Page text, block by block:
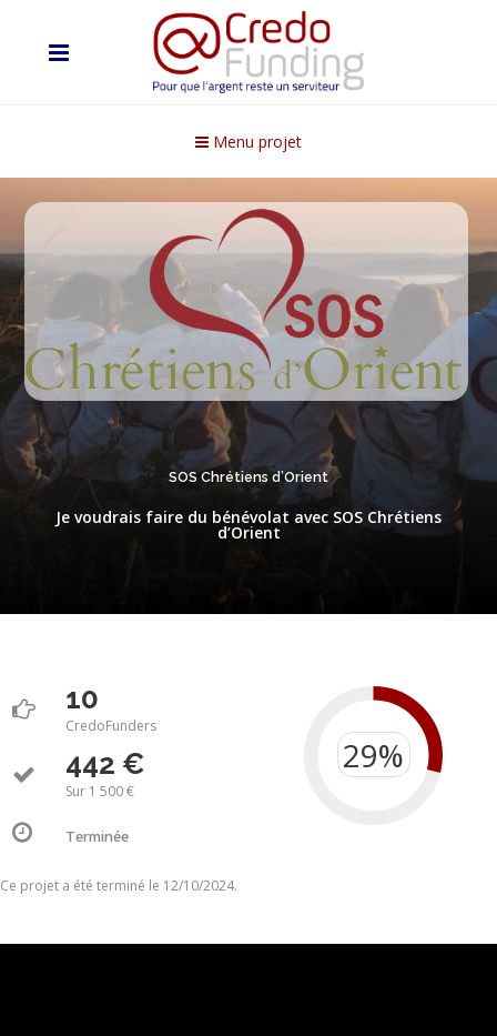
Menu projet
SOS Chrétiens d’Orient
Je voudrais faire du bénévolat avec SOS Chrétiens
d’Orient
10
CredoFunders
442 €
Sur 1 500 €
Terminée
Ce projet a été terminé le 12/10/2024.